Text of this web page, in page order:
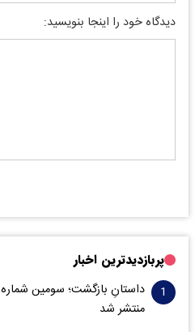
دیدگاه خود را اینجا بنویسید:
پربازدیدترین اخبار
داستانِ بازگشت؛ سومین
منتشر شد